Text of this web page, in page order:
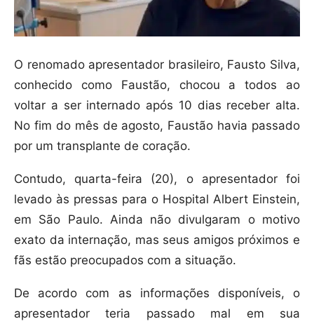
O renomado apresentador brasileiro, Fausto Silva,
conhecido como Faustão, chocou a todos ao
voltar a ser internado após 10 dias receber alta.
No fim do mês de agosto, Faustão havia passado
por um transplante de coração.
Contudo, quarta-feira (20), o apresentador foi
levado às pressas para o Hospital Albert Einstein,
em São Paulo. Ainda não divulgaram o motivo
exato da internação, mas seus amigos próximos e
fãs estão preocupados com a situação.
De acordo com as informações disponíveis, o
apresentador teria passado mal em sua